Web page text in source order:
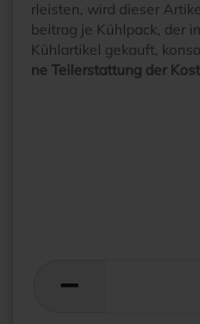
rleisten, wird dieser
beitrag je Kühlpack, der
Kühlartikel gekauft,
ne Teilerstattung der